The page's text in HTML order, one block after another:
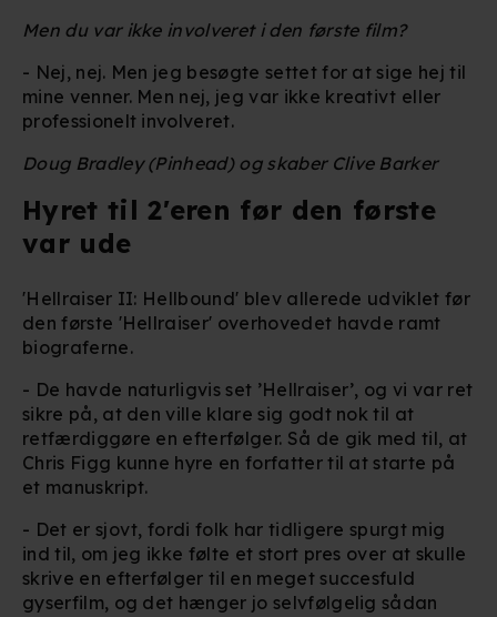
Men du var ikke involveret i den første film?
- Nej, nej. Men jeg besøgte settet for at sige hej til
mine venner. Men nej, jeg var ikke kreativt eller
professionelt involveret.
Doug Bradley (Pinhead) og skaber Clive Barker
Hyret til 2'eren før den første
var ude
'Hellraiser II: Hellbound' blev allerede udviklet før
den første 'Hellraiser' overhovedet havde ramt
biograferne.
- De havde naturligvis set ’Hellraiser’, og vi var ret
sikre på, at den ville klare sig godt nok til at
retfærdiggøre en efterfølger. Så de gik med til, at
Chris Figg kunne hyre en forfatter til at starte på
et manuskript.
- Det er sjovt, fordi folk har tidligere spurgt mig
ind til, om jeg ikke følte et stort pres over at skulle
skrive en efterfølger til en meget succesfuld
gyserfilm, og det hænger jo selvfølgelig sådan